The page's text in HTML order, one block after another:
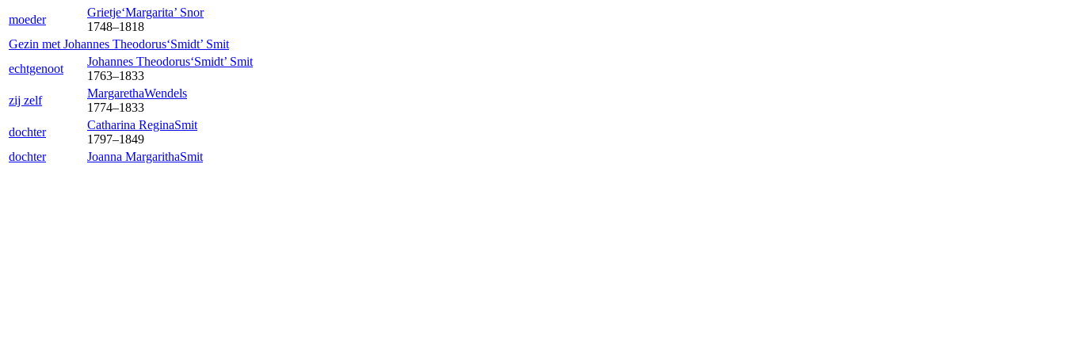
moeder
Grietje‘Margarita’ Snor
1748–1818
Gezin met Johannes Theodorus‘Smidt’ Smit
echtgenoot
Johannes Theodorus‘Smidt’ Smit
1763–1833
zij zelf
MargarethaWendels
1774–1833
dochter
Catharina ReginaSmit
1797–1849
dochter
Joanna MargarithaSmit